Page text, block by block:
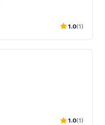
1.0(1)
1.0(1)